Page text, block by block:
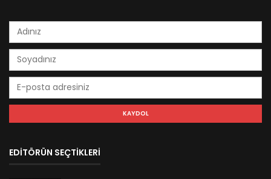
EDİTÖRÜN SEÇTİKLERİ